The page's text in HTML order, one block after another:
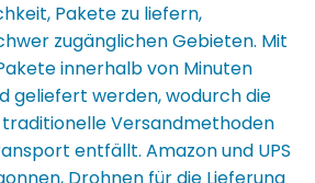
Pakete zu liefern,
zugänglichen Gebieten. Mit
innerhalb von Minuten
geliefert werden, wodurch die
Versandmethoden
entfällt. Amazon und UPS